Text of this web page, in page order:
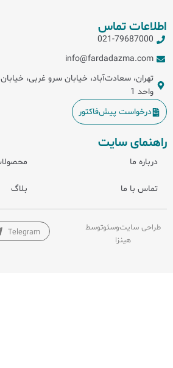
اطلاعات تماس
021-79687000
info@fardadazma.com
واحد 1
راهنمای سایت
درباره ما
تماس با ما بلاگ
درخواست پیش‌فاکتور
طراحی سایتوسئوتوسط
هینزا
Telegram